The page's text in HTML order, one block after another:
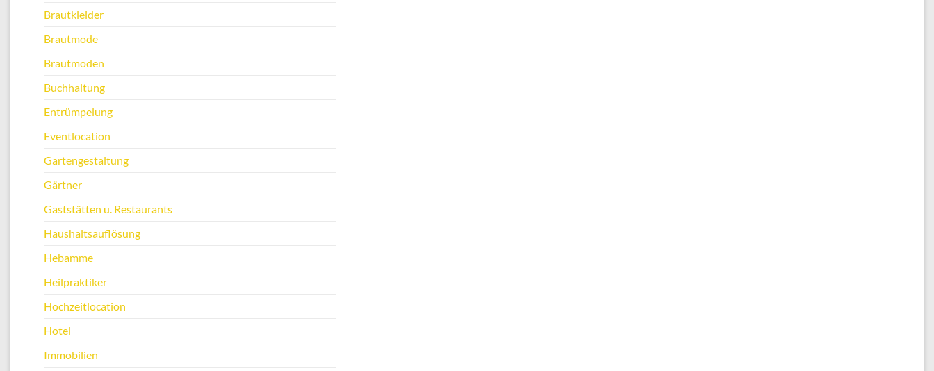
Brautkleider
Brautmode
Brautmoden
Buchhaltung
Entrümpelung
Eventlocation
Gartengestaltung
Gärtner
Gaststätten u. Restaurants
Haushaltsauflösung
Hebamme
Heilpraktiker
Hochzeitlocation
Hotel
Immobilien